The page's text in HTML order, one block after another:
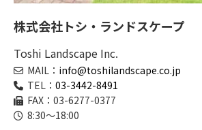
株式会社トシ・ランドスケープ
Toshi Landscape Inc.
MAIL： info@toshilandscape.co.jp
TEL： 03-3442-8491
FAX：03-6277-0377
8:30～18:00